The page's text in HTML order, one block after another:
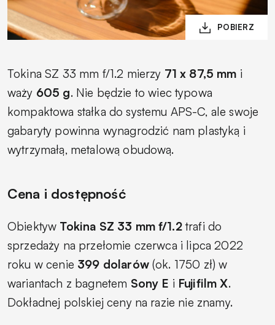
Tokina SZ 33 mm f/1.2 mierzy 71 x 87,5 mm i
waży 605 g. Nie będzie to wiec typowa
kompaktowa stałka do systemu APS-C, ale swoje
gabaryty powinna wynagrodzić nam plastyką i
wytrzymałą, metalową obudową.
Cena i dostępność
Obiektyw Tokina SZ 33 mm f/1.2trafi do
sprzedaży na przełomie czerwca i lipca 2022
roku w cenie 399 dolarów(ok. 1750 zł) w
wariantach z bagnetem Sony E i Fujifilm X.
Dokładnej polskiej ceny na razie nie znamy.